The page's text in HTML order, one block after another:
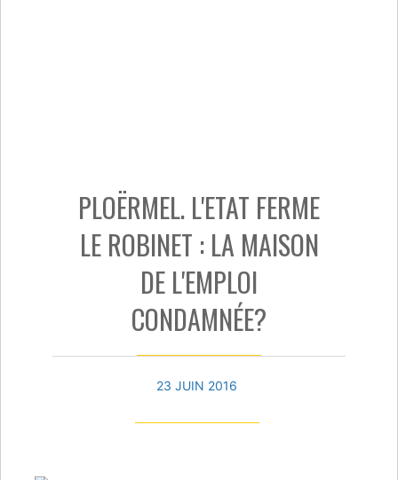
PLOËRMEL. L'ETAT FERME
LE ROBINET : LA MAISON
DE L'EMPLOI
CONDAMNÉE?
23 JUIN 2016